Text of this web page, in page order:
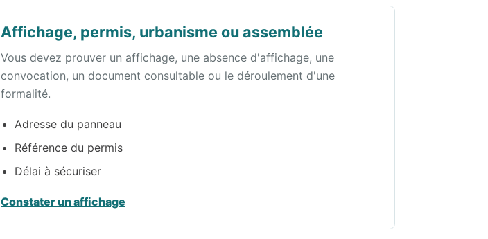
Affichage, permis, urbanisme ou assemblée
Vous devez prouver un affichage, une absence d'affichage, une
convocation, un document consultable ou le déroulement d'une
formalité.
Adresse du panneau
Référence du permis
Délai à sécuriser
Constater un affichage